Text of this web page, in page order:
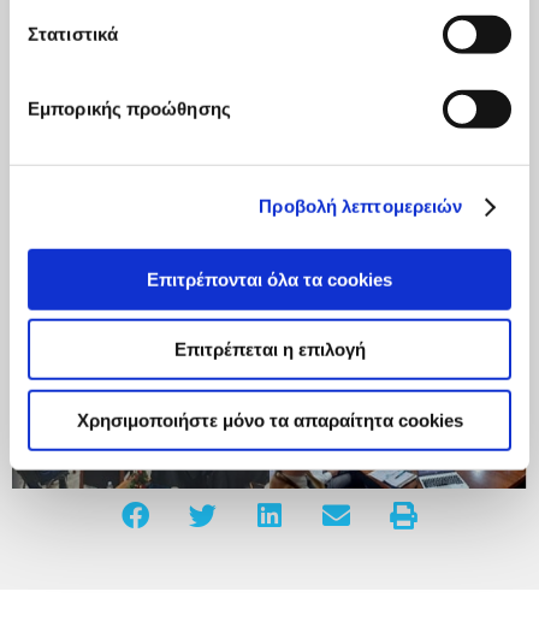
Στατιστικά
Εμπορικής προώθησης
Προβολή λεπτομερειών
Επιτρέπονται όλα τα cookies
Επιτρέπεται η επιλογή
Χρησιμοποιήστε μόνο τα απαραίτητα cookies